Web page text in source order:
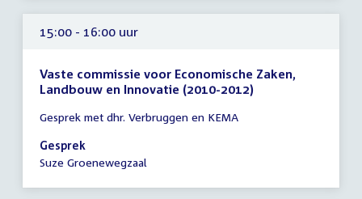
15:00 - 16:00 uur
Vaste commissie voor Economische Zaken,
Landbouw en Innovatie (2010-2012)
vergadering
15:00
-
uur
Gesprek met dhr. Verbruggen en KEMA
Gesprek
Suze Groenewegzaal